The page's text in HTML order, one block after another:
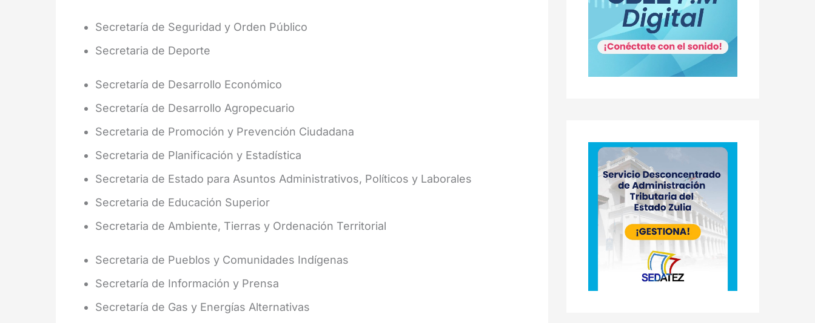
Secretaría de Seguridad y Orden Público
Secretaria de Deporte
Secretaría de Desarrollo Económico
Secretaría de Desarrollo Agropecuario
Secretaria de Promoción y Prevención Ciudadana
Secretaria de Planificación y Estadística
Secretaria de Estado para Asuntos Administrativos, Políticos y Laborales
Secretaria de Educación Superior
Secretaria de Ambiente, Tierras y Ordenación Territorial
Secretaria de Pueblos y Comunidades Indígenas
Secretaría de Información y Prensa
Secretaría de Gas y Energías Alternativas